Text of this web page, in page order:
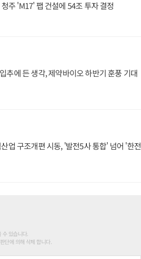
주 'M17' 팹 건설에 54조 투자 결정
추에 든 생각, 제약바이오 하반기 훈풍 기대
업 구조개편 시동, '발전5사 통합' 넘어 '한전
수 있습니다.
단에 의해 삭제 합니다.